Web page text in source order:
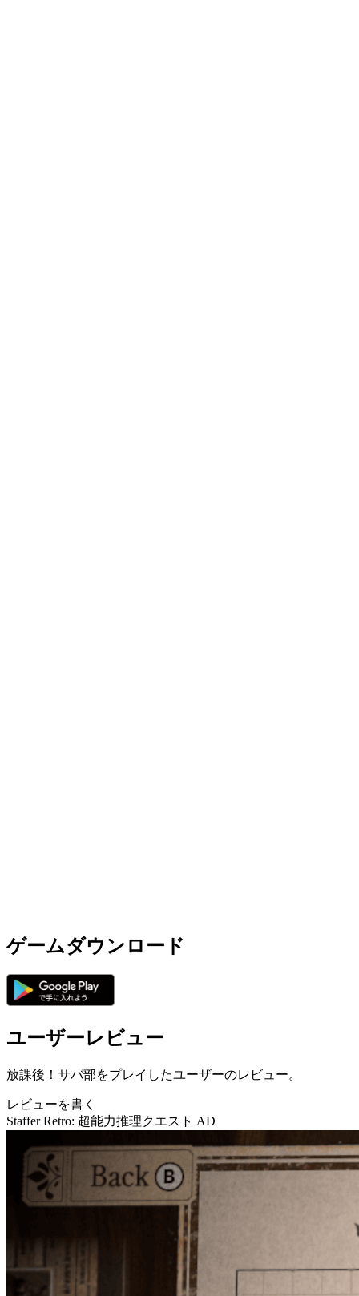
ゲームダウンロード
ユーザーレビュー
放課後！サバ部をプレイしたユーザーのレビュー。
レビューを書く
Staffer Retro: 超能力推理クエスト AD